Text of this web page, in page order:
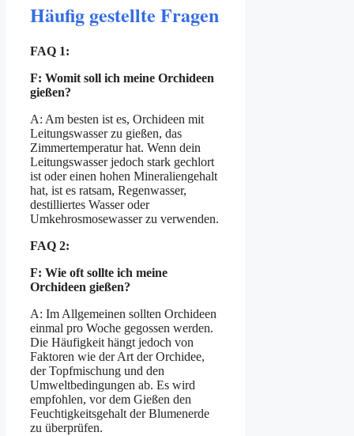
Häufig gestellte Fragen
FAQ 1:
F: Womit soll ich meine Orchideen
gießen?
A: Am besten ist es, Orchideen mit
Leitungswasser zu gießen, das
Zimmertemperatur hat. Wenn dein
Leitungswasser jedoch stark gechlort
ist oder einen hohen Mineraliengehalt
hat, ist es ratsam, Regenwasser,
destilliertes Wasser oder
Umkehrosmosewasser zu verwenden.
FAQ 2:
F: Wie oft sollte ich meine
Orchideen gießen?
A: Im Allgemeinen sollten Orchideen
einmal pro Woche gegossen werden.
Die Häufigkeit hängt jedoch von
Faktoren wie der Art der Orchidee,
der Topfmischung und den
Umweltbedingungen ab. Es wird
empfohlen, vor dem Gießen den
Feuchtigkeitsgehalt der Blumenerde
zu überprüfen.